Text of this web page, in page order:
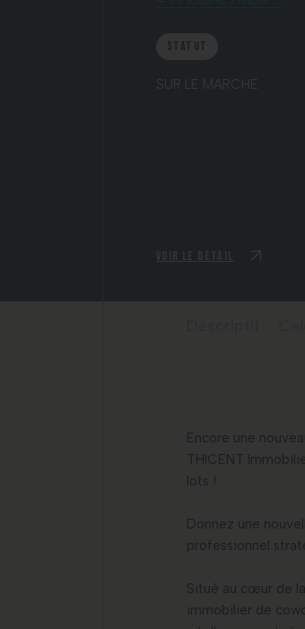
Statut
SUR LE MARCHE
Voir le détail
Encore une
THICENT
lots !
Donnez une
professionnel
Situé au cœur de
immobilier de